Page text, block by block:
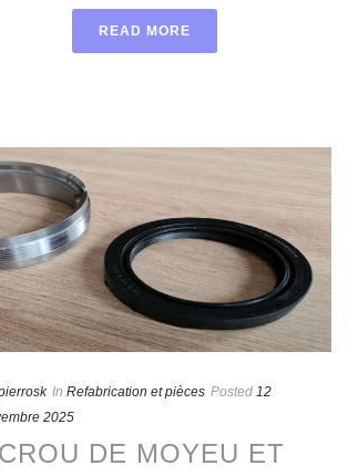
READ MORE
In Refabrication et pièces Posted 12
2025
DE MOYEU ET